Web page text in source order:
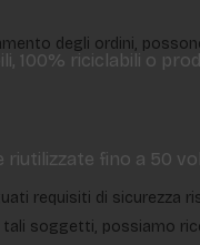
100% riciclabili o
fino a 50
degli ordini,
requisiti di sicurezza
soggetti, possiamo